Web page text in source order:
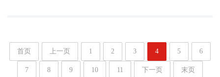
首页 上一页 1 2 3 4 5 6
7 8 9 10 11 下一页 末页